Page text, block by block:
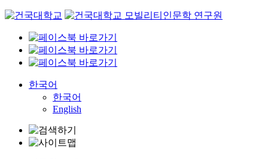
Skip
content
한국어
한국어
English